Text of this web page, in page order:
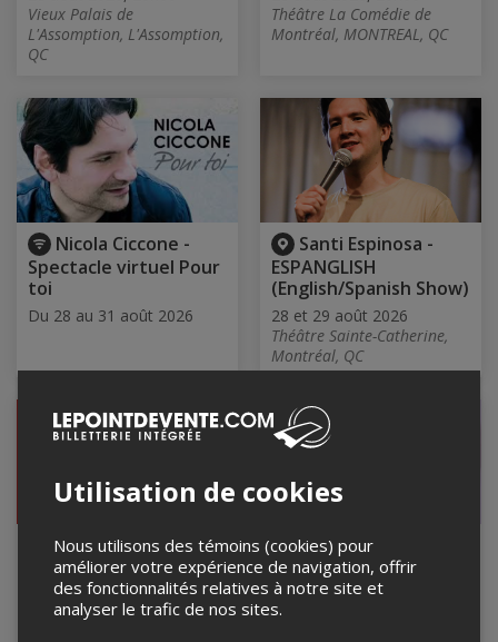
Vieux Palais de
L'Assomption, L'Assomption,
QC
Théâtre La Comédie de
Montréal, MONTREAL, QC
Nicola Ciccone -
Spectacle virtuel Pour
toi
Du 28 au 31 août 2026
Santi Espinosa -
ESPANGLISH
(English/Spanish Show)
28 et 29 août 2026
Théâtre Sainte-Catherine,
Montréal, QC
Terre'Bonne
Humeur Comédie Club
28 août 2026, 20h00
Salle Le 1928, Terrebonne,
Voyage Sous Une
Nuit Étoilée
28 août 2026, 20h00
BAR LE JOCKEY, MONTRÉAL,
Utilisation de cookies
Nous utilisons des témoins (cookies) pour
améliorer votre expérience de navigation, offrir
des fonctionnalités relatives à notre site et
analyser le trafic de nos sites.